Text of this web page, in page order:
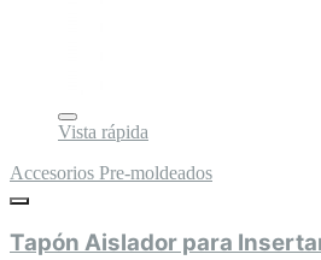
Vista rápida
Accesorios Pre-moldeados
Tapón Aislador para